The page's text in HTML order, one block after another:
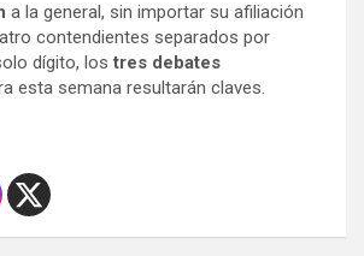
a la general, sin importar su afiliación
contendientes separados por
dígito, lostres debates
esta semana resultarán claves.